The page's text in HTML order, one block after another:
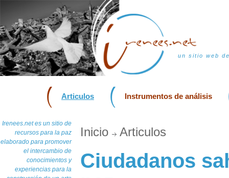
un sitio web
Articulos Instrumentos de análisis
Irenees.net es un sitio de
recursos para la paz
elaborado para promover
el intercambio de
conocimientos y
experiencias para la
Inicio Articulos
Ciudadanos